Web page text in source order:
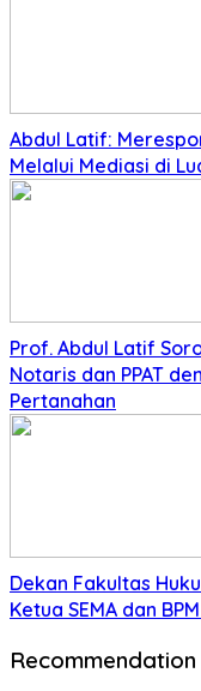
Abdul Latif:
Melalui Mediasi di
Prof. Abdul Latif
Notaris dan PPAT
Pertanahan
Dekan Fakultas
Ketua SEMA dan